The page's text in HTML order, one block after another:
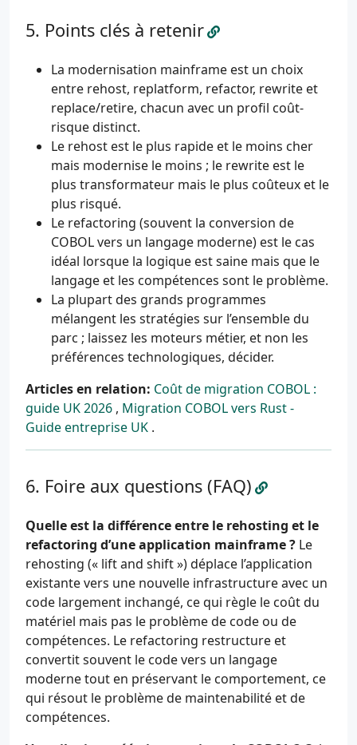
Points clés à retenir
La modernisation mainframe est un choix
entre rehost, replatform, refactor, rewrite et
replace/retire, chacun avec un profil coût-
risque distinct.
Le rehost est le plus rapide et le moins cher
mais modernise le moins ; le rewrite est le
plus transformateur mais le plus coûteux et le
plus risqué.
Le refactoring (souvent la conversion de
COBOL vers un langage moderne) est le cas
idéal lorsque la logique est saine mais que le
langage et les compétences sont le problème.
La plupart des grands programmes
mélangent les stratégies sur l’ensemble du
parc ; laissez les moteurs métier, et non les
préférences technologiques, décider.
Articles en relation: Coût de migration COBOL :
guide UK 2026 , Migration COBOL vers Rust -
Guide entreprise UK .
Foire aux questions (FAQ)
Quelle est la différence entre le rehosting et le
refactoring d’une application mainframe ? Le
rehosting (« lift and shift ») déplace l’application
existante vers une nouvelle infrastructure avec un
code largement inchangé, ce qui règle le coût du
matériel mais pas le problème de code ou de
compétences. Le refactoring restructure et
convertit souvent le code vers un langage
moderne tout en préservant le comportement, ce
qui résout le problème de maintenabilité et de
compétences.